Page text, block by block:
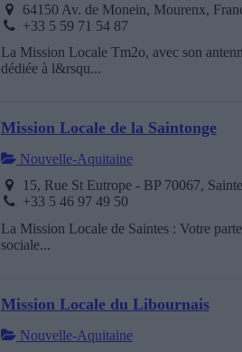
64150 Av. de Monein, Mourenx,
+33 5 59 71 54 87
La Mission Locale Tm2o, avec son
dédiée à l&rsqu...
Mission Locale de la Saintonge
Nouvelle-Aquitaine
15, Rue St Eutrope - BP 70067,
+33 5 46 97 49 50
La Mission Locale de Saintes : Votre
sociale...
Mission Locale du Libournais
Nouvelle-Aquitaine